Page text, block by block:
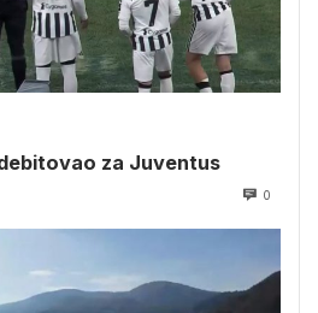
za Juventus
0